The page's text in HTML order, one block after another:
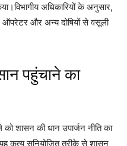
अधिकारियों के अनुसार,
ऑपरेटर और अन्य दोषियों से वसूली
पहुंचाने का
शासन की धान उपार्जन नीति का
कृत्य सुनियोजित तरीके से शासन